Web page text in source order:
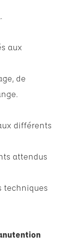
aux
de
différents
attendus
techniques